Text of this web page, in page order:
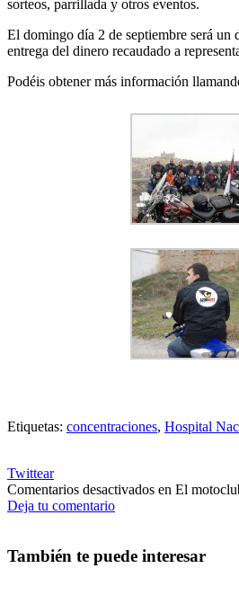
sorteos, parrillada y otros eventos.
El domingo día 2 de septiembre será un
entrega del dinero recaudado a
Podéis obtener más información
Etiquetas: concentraciones, Hospital
Twittear
Comentarios desactivados en El
Deja tu comentario
También te puede interesar